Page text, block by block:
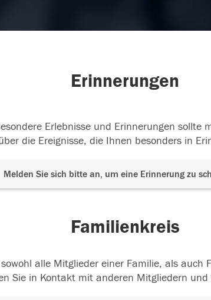
Erinnerungen
Erlebnisse und Erinnerungen sollte
die Ereignisse, die Ihnen besonders in
Melden Sie sich bitte an, um eine Erinnerung zu
Familienkreis
alle Mitglieder einer Familie, als auch
Sie in Kontakt mit anderen Mitgliedern